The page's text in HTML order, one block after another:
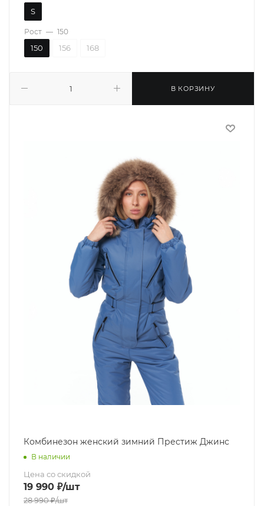
В КОРЗИНУ
S
Рост — 150
150 156 168
Комбинезон женский зимний Престиж Джинс
В наличии
Цена со скидкой
19 990 ₽/шт
28 990₽/шт